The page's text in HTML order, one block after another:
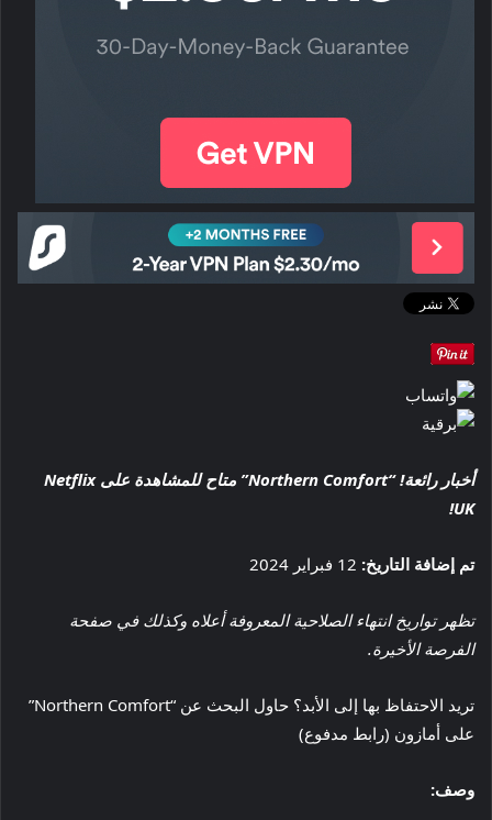
أخبار رائعة! “Northern Comfort” متاح للمشاهدة على Netflix
UK!
تم إضافة التاريخ:
تظهر تواريخ انتهاء الصلاحية المعروفة أعلاه وكذلك في صفحة
الفرصة الأخيرة.
تريد الاحتفاظ بها إلى الأبد؟ حاول البحث عن “Northern Comfort”
على أمازون (رابط مدفوع)
وصف: